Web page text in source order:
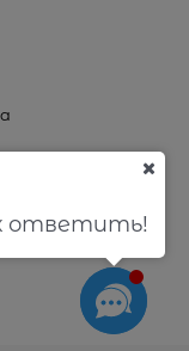
ответить!